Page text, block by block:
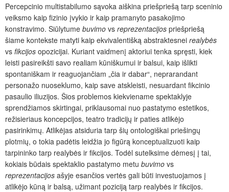
Percepcinio multistabilumo sąvoka aiškina priešpriešą tarp sceninio
veiksmo kaip fizinio įvykio ir kaip pramanyto pasakojimo
konstravimo. Siūlytume buvimo vs reprezentacijos priešpriešą
šiame kontekste matyti kaip ekvivalentišką abstraktesnei realybės
vs fikcijos opozicijai. Kuriant vaidmenį aktoriui tenka spręsti, kiek
leisti pasireikšti savo realiam kūniškumui ir balsui, kaip išlikti
spontaniškam ir reaguojančiam „čia ir dabar“, neprarandant
personažo nuoseklumo, kaip save atskleisti, nesuardant fikcinio
pasaulio iliuzijos. Šios problemos kiekviename spektaklyje
sprendžiamos skirtingai, priklausomai nuo pastatymo estetikos,
režisieriaus koncepcijos, teatro tradicijų ir paties atlikėjo
pasirinkimų. Atlikėjas atsiduria tarp šių ontologiškai priešingų
plotmių, o tokia padėtis leidžia jo figūrą konceptualizuoti kaip
tarpininko tarp realybės ir fikcijos. Todėl sutelksime dėmesį į tai,
kokiais būdais spektaklio pastatymo metu buvimo vs
reprezentacijos ašyje esančios vertės gali būti investuojamos į
atlikėjo kūną ir balsą, užimant poziciją tarp realybės ir fikcijos.